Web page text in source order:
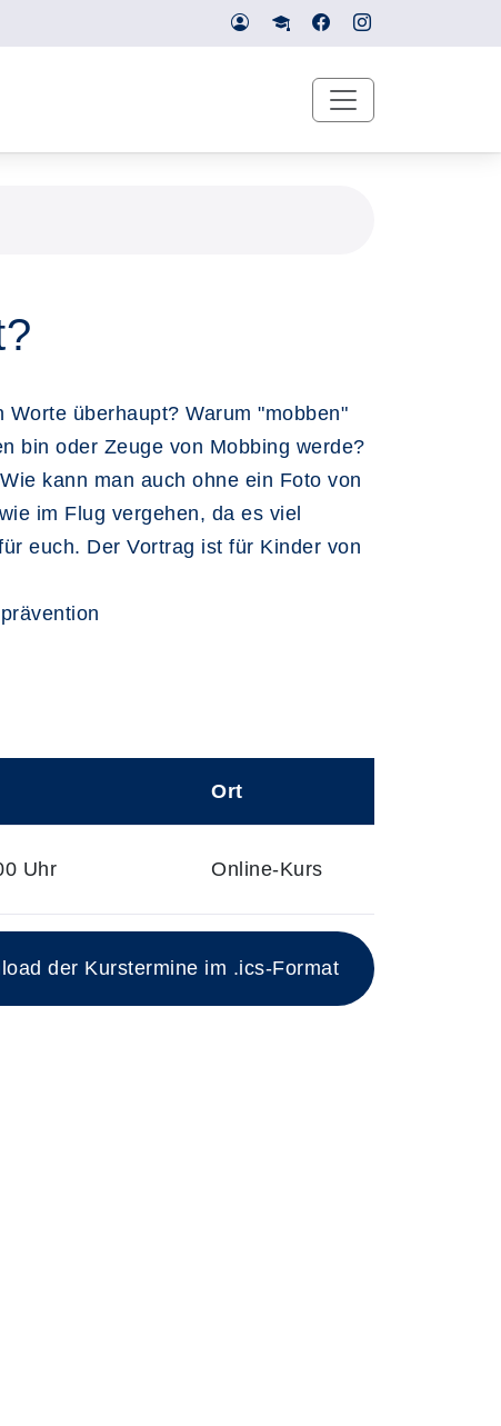
überhaupt? Warum "mobben"
bin oder Zeuge von Mobbing werde?
kann man auch ohne ein Foto von
im Flug vergehen, da es viel
euch. Der Vortrag ist für Kinder von
Ort
Uhr Online-Kurs
der Kurstermine im .ics-Format